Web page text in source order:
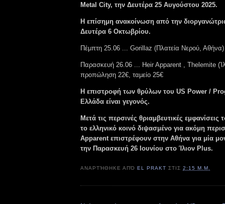
Metal City, την Δευτέρα 25 Αυγούστου 2025.
Η επίσημη ανακοίνωση από την διοργανώτρια
Δευτέρα 6 Οκτωβρίου.
Πέμπτη 25.06 ... Gorillaz (Πλατεία Νερού,
Παρασκευή 26.06 ... Heir Apparent , Thelemite
προπώληση 22€, ταμείο 25€
Η επιστροφή των θρύλων του US Power /
Ελλάδα είναι γεγονός.
Μετά τις περσινές θριαμβευτικές
το ελληνικό κοινό διψασμένο για ακόμη
Apparent επιστρέφουν στην Αθήνα για μία
την Παρασκευή 26 Ιουνίου στο Ίλιον Plus.
ΑΝΑΡΤΉΘΗΚΕ ΑΠΌEL PRAKT ΣΤΙΣ2:15 Μ.Μ.